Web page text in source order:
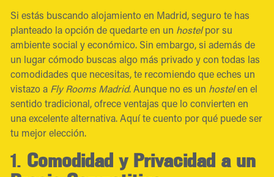
Si estás buscando alojamiento en Madrid, seguro te has
planteado la opción de quedarte en un hostelpor su
ambiente social y económico. Sin embargo, si además de
un lugar cómodo buscas algo más privado y con todas las
comodidades que necesitas, te recomiendo que eches un
vistazo a Fly Rooms Madrid. Aunque no es un hostelen el
sentido tradicional, ofrece ventajas que lo convierten en
una excelente alternativa. Aquí te cuento por qué puede ser
tu mejor elección.
1. Comodidad y Privacidad a un